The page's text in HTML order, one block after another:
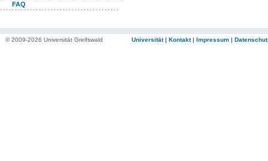
FAQ
© 2009-2026 Universität Greifswald Universität| Kontakt| Impressum |